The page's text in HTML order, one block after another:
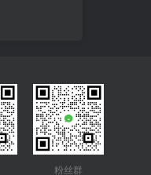
粉丝群